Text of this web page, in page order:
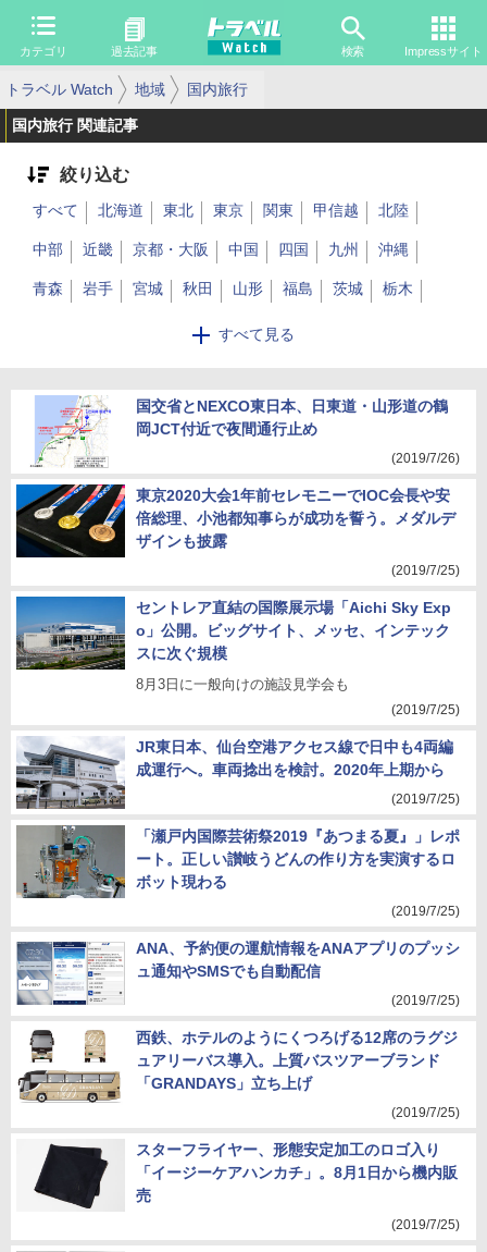
カテゴリ 過去記事 検索 Impressサイト
トラベル Watch 地域 国内旅行
国内旅行 関連記事
絞り込む
すべて見る
すべて 北海道 東北 東京 関東 甲信越 北陸
中部 近畿 京都・大阪 中国 四国 九州 沖縄
青森 岩手 宮城 秋田 山形 福島 茨城 栃木
神奈川 山梨
大阪 兵庫 奈良 和歌山 鳥取 島根 岡山 広島
山口 徳島
熊本 大分 宮崎 鹿児島
国交省とNEXCO東日本、日東道・山形道の鶴
岡JCT付近で夜間通行止め
(2019/7/26)
東京2020大会1年前セレモニーでIOC会長や安
倍総理、小池都知事らが成功を誓う。メダルデ
ザインも披露
(2019/7/25)
セントレア直結の国際展示場「Aichi Sky Exp
o」公開。ビッグサイト、メッセ、インテック
スに次ぐ規模
8月3日に一般向けの施設見学会も
(2019/7/25)
JR東日本、仙台空港アクセス線で日中も4両編
成運行へ。車両捻出を検討。2020年上期から
(2019/7/25)
「瀬戸内国際芸術祭2019『あつまる夏』」レポ
ート。正しい讃岐うどんの作り方を実演するロ
ボット現わる
(2019/7/25)
ANA、予約便の運航情報をANAアプリのプッシ
ュ通知やSMSでも自動配信
(2019/7/25)
西鉄、ホテルのようにくつろげる12席のラグジ
ュアリーバス導入。上質バスツアーブランド
「GRANDAYS」立ち上げ
(2019/7/25)
スターフライヤー、形態安定加工のロゴ入り
「イージーケアハンカチ」。8月1日から機内販
売
(2019/7/25)